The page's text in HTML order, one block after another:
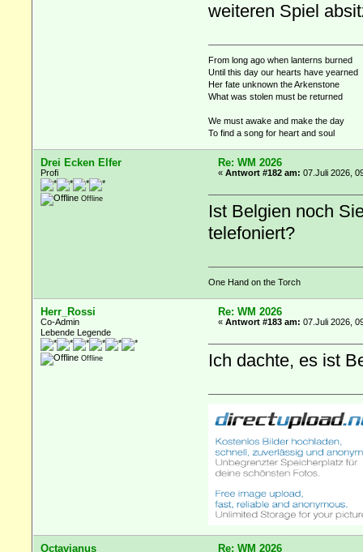
weiteren Spiel
From long ago when lanterns burned
Until this day our hearts have yearned
Her fate unknown the Arkenstone
What was stolen must be returned
We must awake and make the day
To find a song for heart and soul
Drei Ecken Elfer
Profi
Offline
Re: WM 2026
«Antwort #182 am: 07.Juli 2026,
Ist Belgien noch
telefoniert?
One Hand on the Torch
Herr_Rossi
Co-Admin
Lebende Legende
Offline
Re: WM 2026
«Antwort #183 am: 07.Juli 2026,
Ich dachte, es ist
Octavianus Re: WM 2026